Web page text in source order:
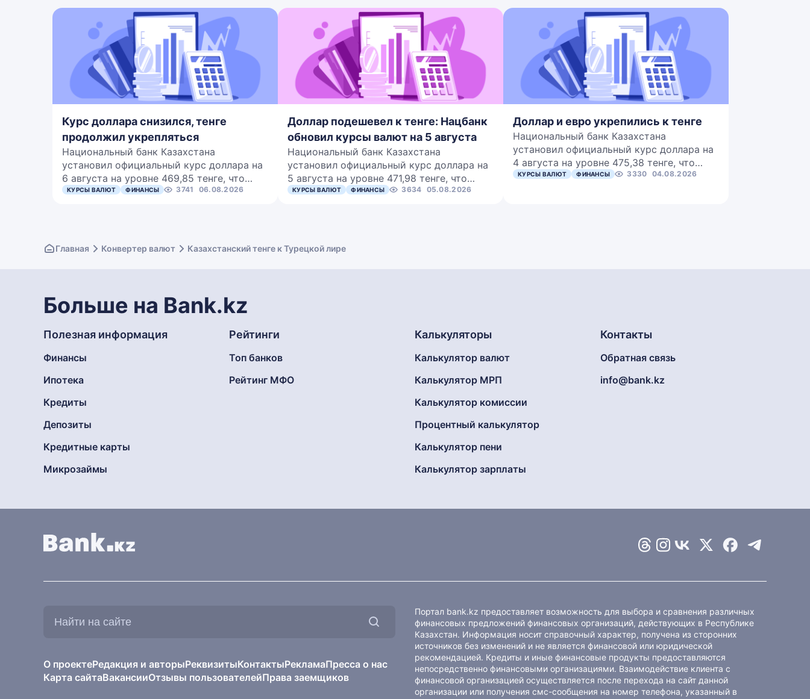
Курс доллара снизился, тенге
продолжил укрепляться
Национальный банк Казахстана
установил официальный курс доллара на
6 августа на уровне 469,85 тенге, что…
КУРСЫ ВАЛЮТ ФИНАНСЫ 3741 06.08.2026
Доллар подешевел к тенге: Нацбанк
обновил курсы валют на 5 августа
Национальный банк Казахстана
установил официальный курс доллара на
5 августа на уровне 471,98 тенге, что…
КУРСЫ ВАЛЮТ ФИНАНСЫ 3634 05.08.2026
Доллар и евро укрепились к тенге
Национальный банк Казахстана
установил официальный курс доллара на
4 августа на уровне 475,38 тенге, что…
КУРСЫ ВАЛЮТ ФИНАНСЫ 3330 04.08.2026
Главная Конвертер валют Казахстанский тенге к Турецкой лире
Больше на Bank.kz
Полезная информация
Финансы
Ипотека
Кредиты
Депозиты
Кредитные карты
Микрозаймы
Рейтинги
Топ банков
Рейтинг МФО
Калькуляторы
Калькулятор валют
Калькулятор МРП
Калькулятор комиссии
Процентный калькулятор
Калькулятор пени
Калькулятор зарплаты
Контакты
Обратная связь
info@bank.kz
О проектеРедакция и авторыРеквизитыКонтактыРекламаПресса о нас
Карта сайтаВакансииОтзывы пользователейПрава заемщиков
Портал bank.kz предоставляет возможность для выбора и сравнения различных
финансовых предложений финансовых организаций, действующих в Республике
Казахстан. Информация носит справочный характер, получена из сторонних
источников без изменений и не является финансовой или юридической
рекомендацией. Кредиты и иные финансовые продукты предоставляются
непосредственно финансовыми организациями. Взаимодействие клиента с
финансовой организацией осуществляется после перехода на сайт данной
организации или получения смс-сообщения на номер телефона, указанный в